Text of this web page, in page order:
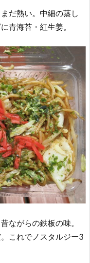
だ熱い。中細の蒸し
青海苔・紅生姜。
ながらの鉄板の味。
これでノスタルジー3